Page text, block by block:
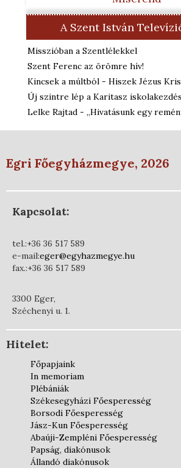
A Szent István
Misszióban a Szentlélekkel
Szent Ferenc az örömre hív!
Kincsek a múltból - Hiszek Jézus
Új szintre lép a Karitasz
Lelke Rajtad - „Hivatásunk egy
Egri Főegyházmegye, 2026
Kapcsolat:
tel.:+36 36 517 589
e-mail:eger@egyhazmegye.hu
fax.:+36 36 517 589
3300 Eger,
Széchenyi u. 1.
Hitelet:
Főpapjaink
In memoriam
Plébániák
Székesegyházi Főesperesség
Borsodi Főesperesség
Jász-Kun Főesperesség
Abaúji-Zempléni Főesperesség
Papság, diakónusok
Állandó diakónusok